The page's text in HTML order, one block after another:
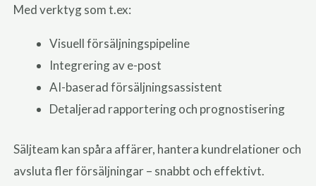
Med verktyg som t.ex:
Visuell försäljningspipeline
Integrering av e-post
AI-baserad försäljningsassistent
Detaljerad rapportering och prognostisering
Säljteam kan spåra affärer, hantera kundrelationer och
avsluta fler försäljningar – snabbt och effektivt.